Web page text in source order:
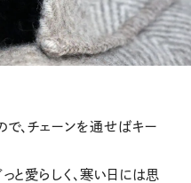
、チェーンを通せばキー
と愛らしく、寒い日には思